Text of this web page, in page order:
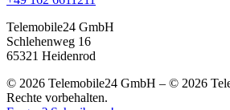
Telemobile24 GmbH
Schlehenweg 16
65321 Heidenrod
© 2026 Telemobile24 GmbH – © 2026
Rechte vorbehalten.